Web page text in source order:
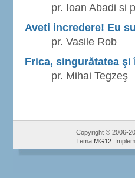
pr. Ioan Abadi si
Aveti incredere! Eu
pr. Vasile Rob
Frica, singurătatea şi
pr. Mihai Tegzeş
Copyright © 2006-
Tema MG12 .